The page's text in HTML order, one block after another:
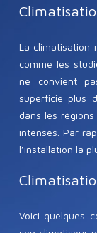
La climatisation
comme les
ne convient
superficie plus
dans les
intenses. Par
l’installation la
Voici quelques